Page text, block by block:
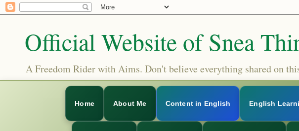
Official Website of Snea
A Freedom Rider with Aims. Don't believe everything shared on
Home About Me Content in English English